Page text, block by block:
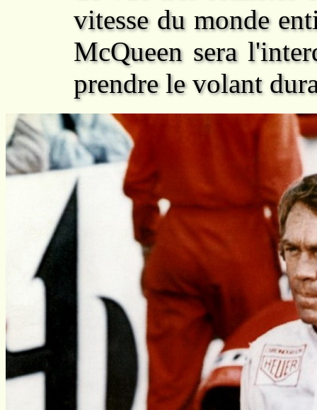
vitesse du monde
McQueen sera
prendre le volant